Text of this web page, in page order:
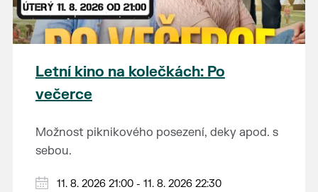
Letní kino na kolečkách: Po
večerce
Možnost piknikového posezení, deky apod. s
sebou.
V případě nepřízně počasí se promítání ruší.
11. 8. 2026 21:00 - 11. 8. 2026 22:30